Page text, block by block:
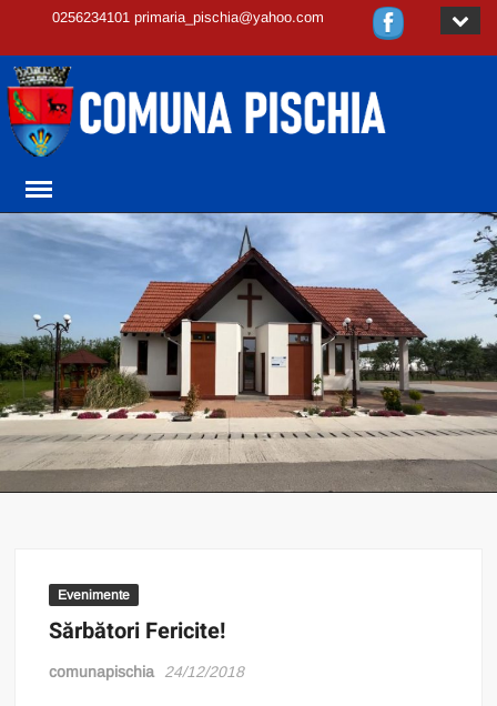
0256234101 primaria_pischia@yahoo.com
Evenimente
Sărbători Fericite!
comunapischia 24/12/2018